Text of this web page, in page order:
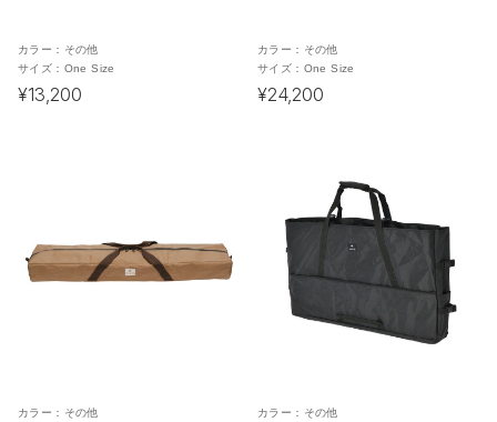
カラー： その他
サイズ： One Size
¥13,200
カラー： その他
サイズ： One Size
¥24,200
カラー： その他
カラー： その他